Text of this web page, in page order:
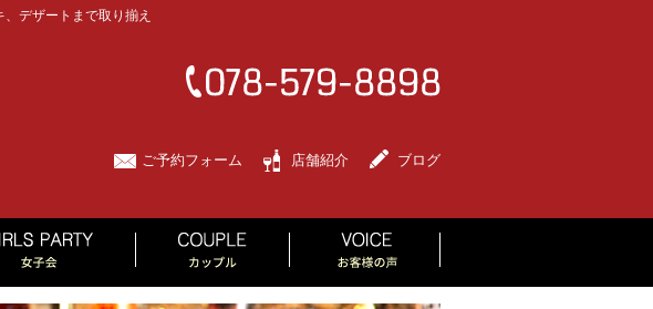
デザートまで取り揃え
ご予約フォーム 店舗紹介 ブログ
GIRLS PARTY COUPLE